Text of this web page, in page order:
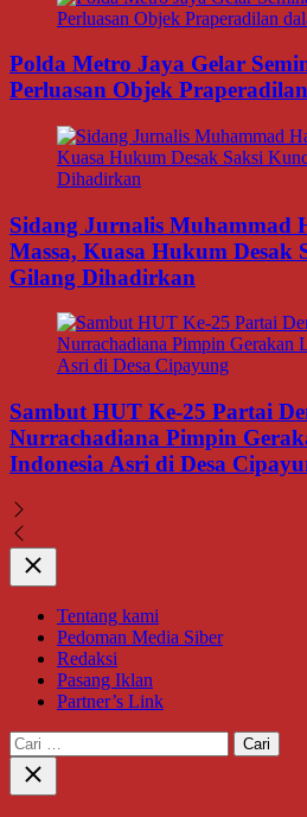
Polda Metro Jaya Gelar
Perluasan Objek
Sidang Jurnalis Muhammad
Massa, Kuasa Hukum Desak
Gilang Dihadirkan
Sambut HUT Ke-25 Partai
Nurrachadiana Pimpin
Indonesia Asri di Desa
Close
Tentang kami
Pedoman Media Siber
Redaksi
Pasang Iklan
Partner’s Link
Cari
untuk:
Close
search